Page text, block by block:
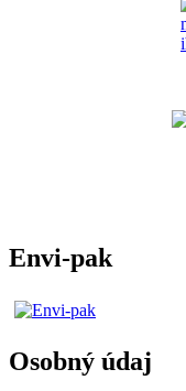
Envi-pak
Osobný údaj